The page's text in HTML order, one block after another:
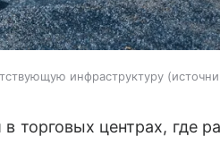
инфраструктуру
торговых центрах, где